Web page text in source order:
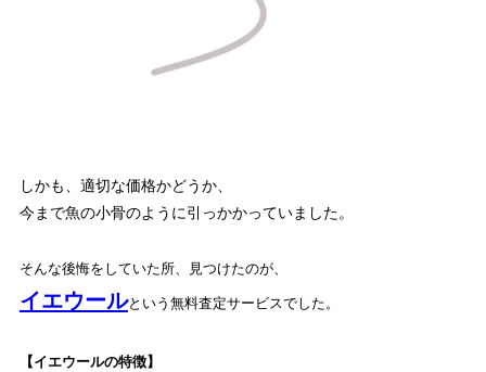
しかも、適切な価格かどうか、
今まで魚の小骨のように引っかかっていました。
そんな後悔をしていた所、見つけたのが、
イエウールという無料査定サービスでした。
【イエウールの特徴】